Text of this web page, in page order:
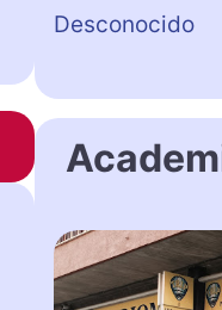
Desconocido
T
R
I